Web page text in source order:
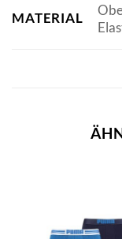
MATERIAL